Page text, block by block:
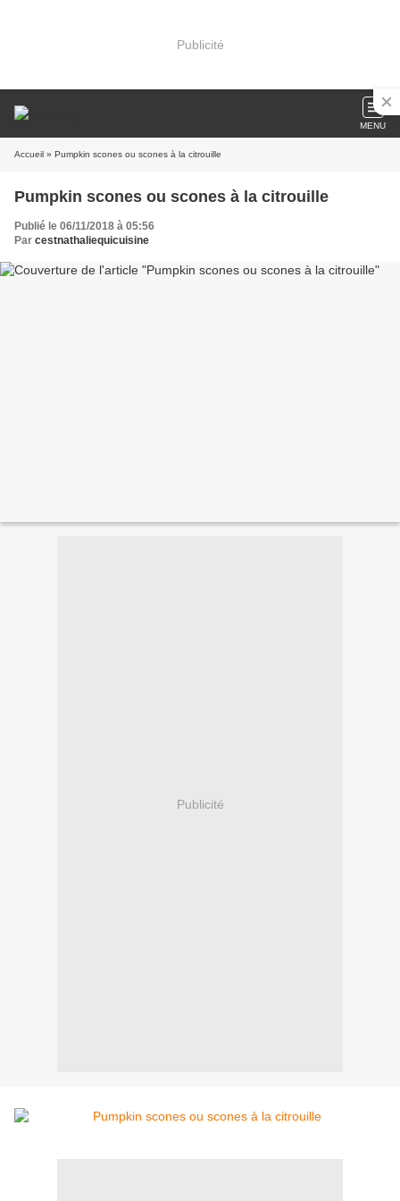
Publicité
MENU
Accueil » Pumpkin scones ou scones à la citrouille
Pumpkin scones ou scones à la citrouille
Publié le 06/11/2018 à 05:56
Par cestnathaliequicuisine
Publicité